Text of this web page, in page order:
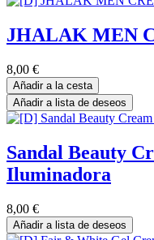
JHALAK MEN
8,00 €
Añadir a la cesta
Añadir a lista de deseos
Sandal Beauty
Iluminadora
8,00 €
Añadir a lista de deseos